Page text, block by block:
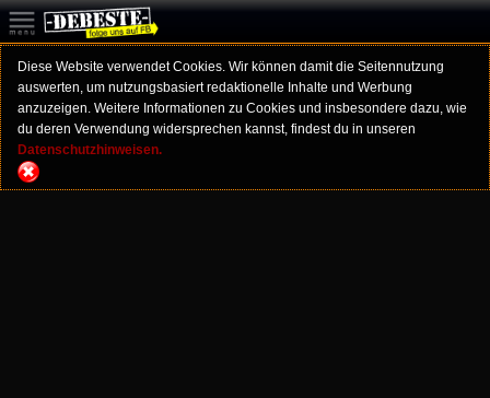
Diese Website verwendet Cookies. Wir können damit die Seitennutzung
auswerten, um nutzungsbasiert redaktionelle Inhalte und Werbung
anzuzeigen. Weitere Informationen zu Cookies und insbesondere dazu, wie
du deren Verwendung widersprechen kannst, findest du in unseren
Datenschutzhinweisen.